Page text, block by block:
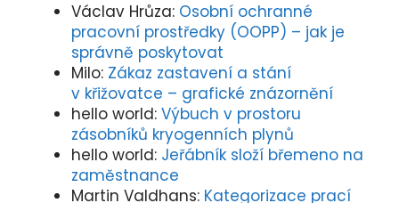
Václav Hrůza: Osobní ochranné
pracovní prostředky (OOPP) – jak je
správně poskytovat
Milo: Zákaz zastavení a stání
v křižovatce – grafické znázornění
hello world: Výbuch v prostoru
zásobníků kryogenních plynů
hello world: Jeřábník složí břemeno na
zaměstnance
Martin Valdhans: Kategorizace prací